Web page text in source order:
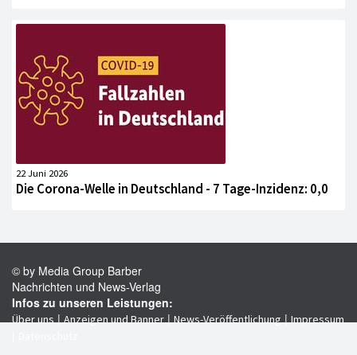
22 Juni 2026
Die Corona-Welle in Deutschland - 7 Tage-Inzidenz: 0,0
© by Media Group Barber
Nachrichten und News-Verlag
Infos zu unseren Leistungen:
Über uns|Anzeigen und Banner|News-Veröffentlichung|Impressum